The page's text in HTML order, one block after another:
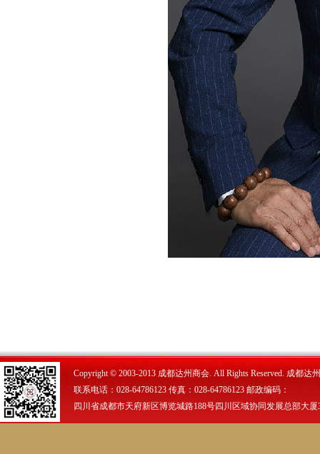
Copyright © 2003-2013 成都达州商会. All Rights Reserved. 成都达
联系电话：028-64786123 传真：028-64786123 邮政编码：
四川省成都市天府新区博览城路188号四川区域协同发展总部大